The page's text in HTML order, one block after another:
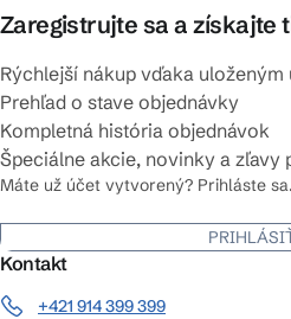
Zaregistrujte sa a získajte
Rýchlejší nákup vďaka uloženým
Prehľad o stave objednávky
Kompletná história objednávok
Špeciálne akcie, novinky a zľavy
Máte už účet vytvorený? Prihláste sa.
Kontakt
+421 914 399 399